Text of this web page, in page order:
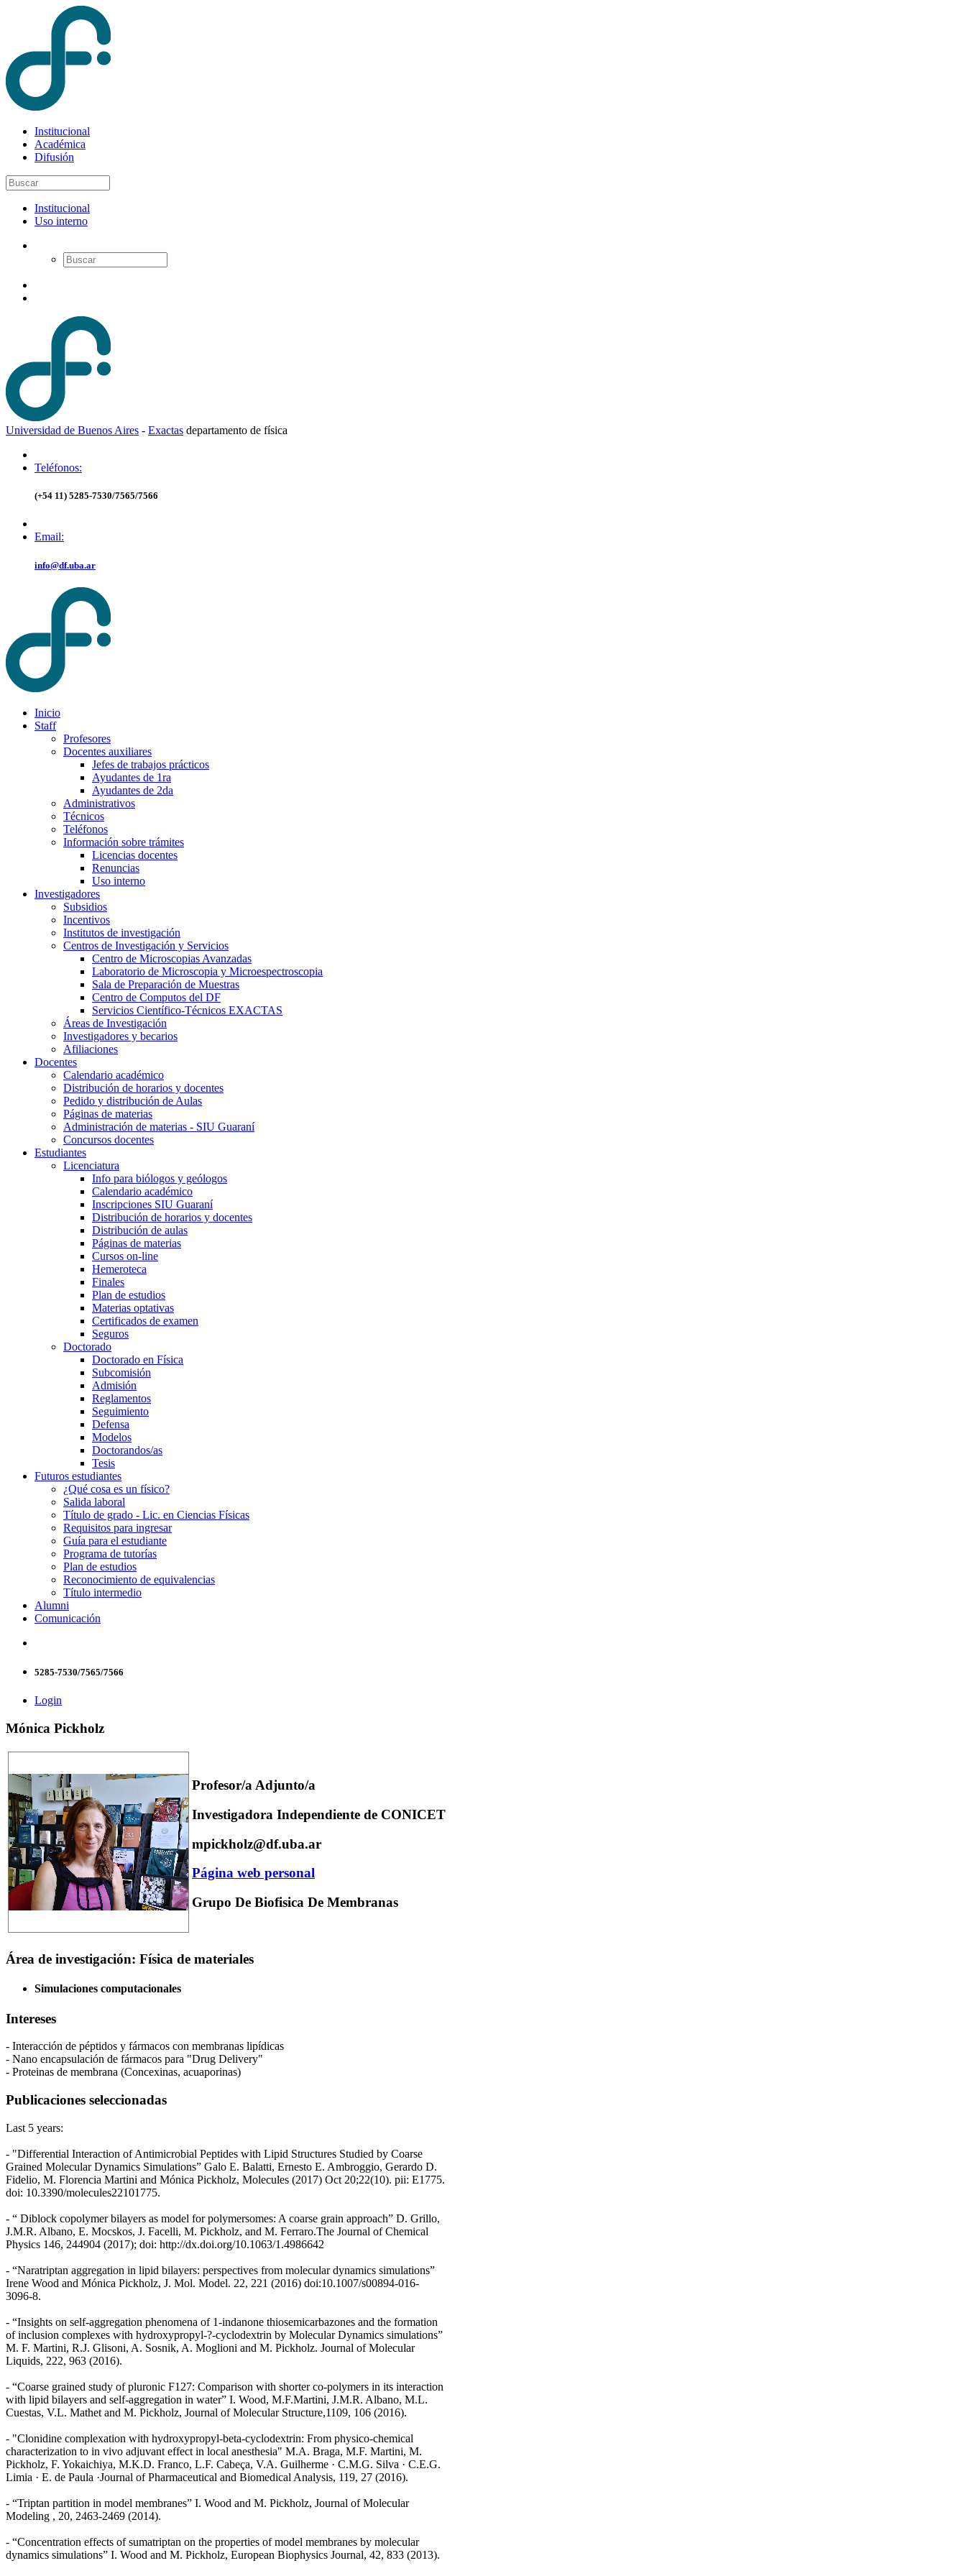
Institucional
Académica
Difusión
Institucional
Uso interno
Universidad de Buenos Aires - Exactas departamento de física
Teléfonos:
(+54 11) 5285-7530/7565/7566
Email:
info@df.uba.ar
Inicio
Staff
Profesores
Docentes auxiliares
Jefes de trabajos prácticos
Ayudantes de 1ra
Ayudantes de 2da
Administrativos
Técnicos
Teléfonos
Información sobre trámites
Licencias docentes
Renuncias
Uso interno
Investigadores
Subsidios
Incentivos
Institutos de investigación
Centros de Investigación y Servicios
Centro de Microscopias Avanzadas
Laboratorio de Microscopia y Microespectroscopia
Sala de Preparación de Muestras
Centro de Computos del DF
Servicios Científico-Técnicos EXACTAS
Áreas de Investigación
Investigadores y becarios
Afiliaciones
Docentes
Calendario académico
Distribución de horarios y docentes
Pedido y distribución de Aulas
Páginas de materias
Administración de materias - SIU Guaraní
Concursos docentes
Estudiantes
Licenciatura
Info para biólogos y geólogos
Calendario académico
Inscripciones SIU Guaraní
Distribución de horarios y docentes
Distribución de aulas
Páginas de materias
Cursos on-line
Hemeroteca
Finales
Plan de estudios
Materias optativas
Certificados de examen
Seguros
Doctorado
Doctorado en Física
Subcomisión
Admisión
Reglamentos
Seguimiento
Defensa
Modelos
Doctorandos/as
Tesis
Futuros estudiantes
¿Qué cosa es un físico?
Salida laboral
Título de grado - Lic. en Ciencias Físicas
Requisitos para ingresar
Guía para el estudiante
Programa de tutorías
Plan de estudios
Reconocimiento de equivalencias
Título intermedio
Alumni
Comunicación
5285-7530/7565/7566
Login
Mónica Pickholz
Profesor/a Adjunto/a
Investigadora Independiente de CONICET
mpickholz@df.uba.ar
Página web personal
Grupo De Biofisica De Membranas
Área de investigación: Física de materiales
Simulaciones computacionales
Intereses
- Interacción de péptidos y fármacos con membranas lipídicas
- Nano encapsulación de fármacos para "Drug Delivery"
- Proteinas de membrana (Concexinas, acuaporinas)
Publicaciones seleccionadas
Last 5 years:
- "Differential Interaction of Antimicrobial Peptides with Lipid Structures Studied by Coarse
Grained Molecular Dynamics Simulations” Galo E. Balatti, Ernesto E. Ambroggio, Gerardo D.
Fidelio, M. Florencia Martini and Mónica Pickholz, Molecules (2017) Oct 20;22(10). pii: E1775.
doi: 10.3390/molecules22101775.
- “ Diblock copolymer bilayers as model for polymersomes: A coarse grain approach” D. Grillo,
J.M.R. Albano, E. Mocskos, J. Facelli, M. Pickholz, and M. Ferraro.The Journal of Chemical
Physics 146, 244904 (2017); doi: http://dx.doi.org/10.1063/1.4986642
- “Naratriptan aggregation in lipid bilayers: perspectives from molecular dynamics simulations”
Irene Wood and Mónica Pickholz, J. Mol. Model. 22, 221 (2016) doi:10.1007/s00894-016-
3096-8.
- “Insights on self-aggregation phenomena of 1-indanone thiosemicarbazones and the formation
of inclusion complexes with hydroxypropyl-?-cyclodextrin by Molecular Dynamics simulations”
M. F. Martini, R.J. Glisoni, A. Sosnik, A. Moglioni and M. Pickholz. Journal of Molecular
Liquids, 222, 963 (2016).
- “Coarse grained study of pluronic F127: Comparison with shorter co-polymers in its interaction
with lipid bilayers and self-aggregation in water” I. Wood, M.F.Martini, J.M.R. Albano, M.L.
Cuestas, V.L. Mathet and M. Pickholz, Journal of Molecular Structure,1109, 106 (2016).
- "Clonidine complexation with hydroxypropyl-beta-cyclodextrin: From physico-chemical
characterization to in vivo adjuvant effect in local anesthesia" M.A. Braga, M.F. Martini, M.
Pickholz, F. Yokaichiya, M.K.D. Franco, L.F. Cabeça, V.A. Guilherme · C.M.G. Silva · C.E.G.
Limia · E. de Paula ·Journal of Pharmaceutical and Biomedical Analysis, 119, 27 (2016).
- “Triptan partition in model membranes” I. Wood and M. Pickholz, Journal of Molecular
Modeling , 20, 2463-2469 (2014).
- “Concentration effects of sumatriptan on the properties of model membranes by molecular
dynamics simulations” I. Wood and M. Pickholz, European Biophysics Journal, 42, 833 (2013).